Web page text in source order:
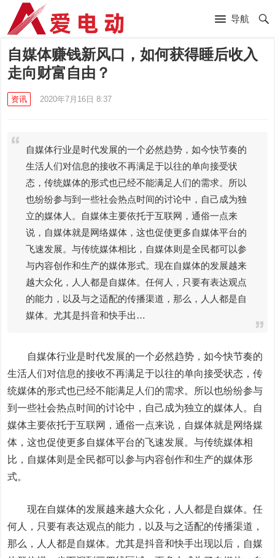
导航
自媒体赚钱新风口，如何获得睡后收入
走向财富自由？
资讯 2020年7月16日 8:37
自媒体行业是时代发展的一个必然趋势，如今快节奏的
生活人们对信息的接收不再满足于以往的单向接受状
态，传统媒体的形式也已经不能满足人们的需求。所以
也纷纷参与到一些社会热点时间的讨论中，自己成为独
立的媒体人。自媒体主要依托于互联网，通俗一点来
说，自媒体就是网络媒体，这也促使更多自媒体平台的
飞速发展。与传统媒体相比，自媒体则是全民都可以参
与内容创作和生产的媒体形式。现在自媒体的发展越来
越大众化，人人都是自媒体。任何人，只要有表达观点
的能力，以及与之适配的传播渠道，那么，人人都是自
媒体。尤其是抖音和快手出…
自媒体行业是时代发展的一个必然趋势，如今快节奏的
生活人们对信息的接收不再满足于以往的单向接受状态，传
统媒体的形式也已经不能满足人们的需求。所以也纷纷参与
到一些社会热点时间的讨论中，自己成为独立的媒体人。自
媒体主要依托于互联网，通俗一点来说，自媒体就是网络媒
体，这也促使更多自媒体平台的飞速发展。与传统媒体相
比，自媒体则是全民都可以参与内容创作和生产的媒体形
式。
现在自媒体的发展越来越大众化，人人都是自媒体。任
何人，只要有表达观点的能力，以及与之适配的传播渠道，
那么，人人都是自媒体。尤其是抖音和快手出现以后，自媒